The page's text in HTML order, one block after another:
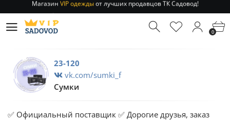
Отправление заказа 1-3 дняпо РФ и МСК!
Магазин
от лучших продавцов ТК Садовод!
Отправление заказа 1-3 дня
0
23-120
vk.com/sumki_f
Сумки
✅ Официальный поставщик ✅ Дорогие друзья, заказ